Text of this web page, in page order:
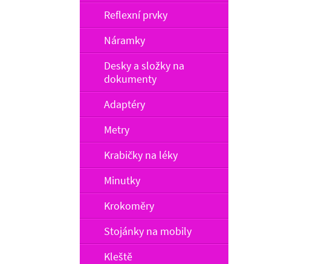
Reflexní prvky
Náramky
Desky a složky na
dokumenty
Adaptéry
Metry
Krabičky na léky
Minutky
Krokoměry
Stojánky na mobily
Kleště